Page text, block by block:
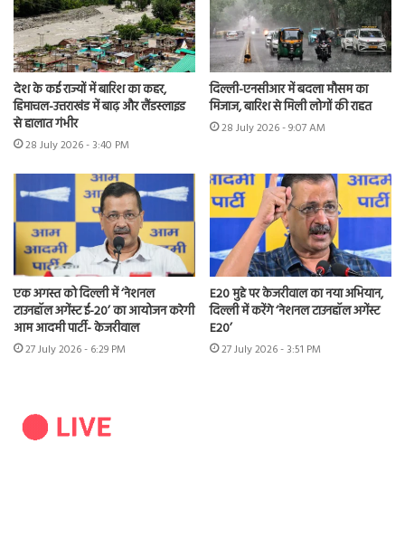
देश के कई राज्यों में बारिश का कहर,
हिमाचल-उत्तराखंड में बाढ़ और लैंडस्लाइड
से हालात गंभीर
28 July 2026 - 3:40 PM
दिल्ली-एनसीआर में बदला मौसम का
मिजाज, बारिश से मिली लोगों की राहत
28 July 2026 - 9:07 AM
एक अगस्त को दिल्ली में ‘नेशनल
टाउनहॉल अगेंस्ट ई-20’ का आयोजन करेगी
आम आदमी पार्टी- केजरीवाल
27 July 2026 - 6:29 PM
E20 मुद्दे पर केजरीवाल का नया अभियान,
दिल्ली में करेंगे ‘नेशनल टाउनहॉल अगेंस्ट
E20’
27 July 2026 - 3:51 PM